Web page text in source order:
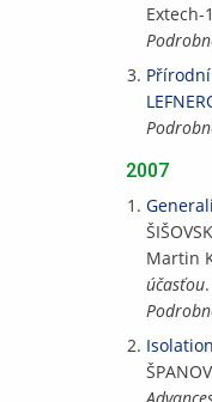
Extech-
2007
Martin
účasťou